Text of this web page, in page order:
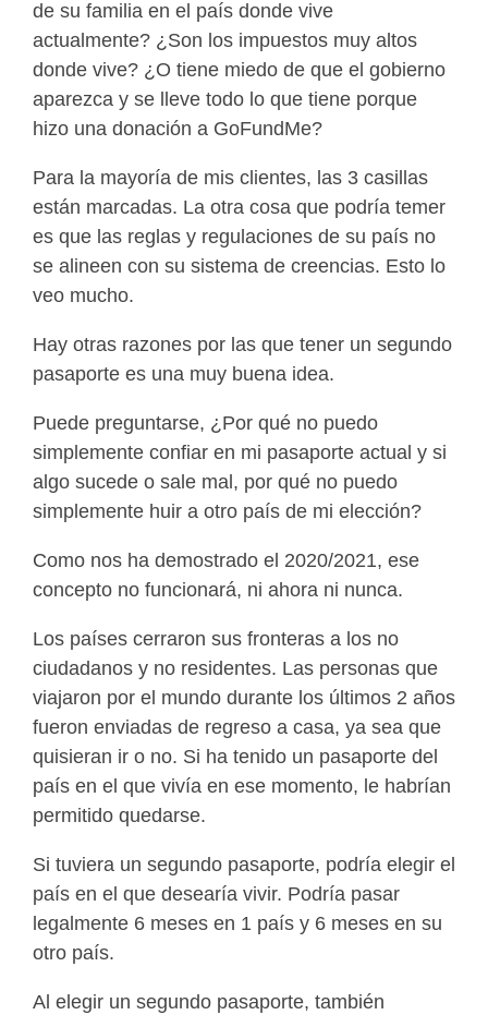
de su familia en el país donde vive
actualmente? ¿Son los impuestos muy altos
donde vive? ¿O tiene miedo de que el gobierno
aparezca y se lleve todo lo que tiene porque
hizo una donación a GoFundMe?
Para la mayoría de mis clientes, las 3 casillas
están marcadas. La otra cosa que podría temer
es que las reglas y regulaciones de su país no
se alineen con su sistema de creencias. Esto lo
veo mucho.
Hay otras razones por las que tener un segundo
pasaporte es una muy buena idea.
Puede preguntarse, ¿Por qué no puedo
simplemente confiar en mi pasaporte actual y si
algo sucede o sale mal, por qué no puedo
simplemente huir a otro país de mi elección?
Como nos ha demostrado el 2020/2021, ese
concepto no funcionará, ni ahora ni nunca.
Los países cerraron sus fronteras a los no
ciudadanos y no residentes. Las personas que
viajaron por el mundo durante los últimos 2 años
fueron enviadas de regreso a casa, ya sea que
quisieran ir o no. Si ha tenido un pasaporte del
país en el que vivía en ese momento, le habrían
permitido quedarse.
Si tuviera un segundo pasaporte, podría elegir el
país en el que desearía vivir. Podría pasar
legalmente 6 meses en 1 país y 6 meses en su
otro país.
Al elegir un segundo pasaporte, también